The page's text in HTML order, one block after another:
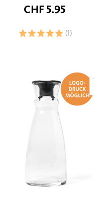
CHF 5.95
(1)